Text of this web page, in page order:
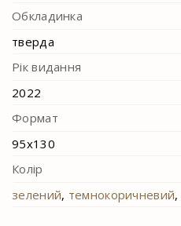
Обкладинка
тверда
Рік видання
2022
Формат
95х130
Колір
зелений, темнокоричневий,